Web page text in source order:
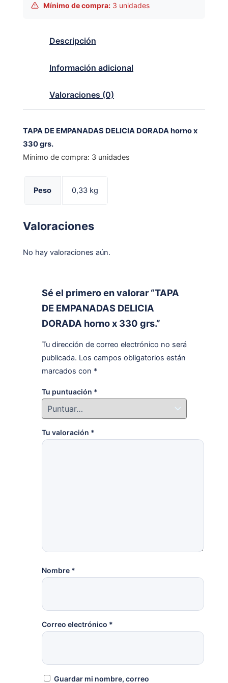
Mínimo de compra: 3 unidades
Descripción
Información adicional
Valoraciones (0)
TAPA DE EMPANADAS DELICIA DORADA horno x
330 grs.
Mínimo de compra: 3 unidades
Peso 0,33 kg
Valoraciones
No hay valoraciones aún.
Sé el primero en valorar “TAPA
DE EMPANADAS DELICIA
DORADA horno x 330 grs.”
Tu dirección de correo electrónico no será
publicada. Los campos obligatorios están
marcados con *
Tu puntuación *
Tu valoración *
Nombre *
Correo electrónico *
Guardar mi nombre, correo